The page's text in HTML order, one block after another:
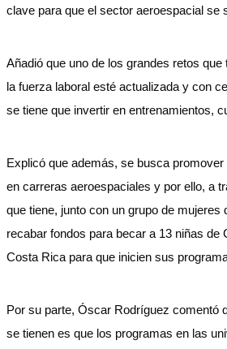
clave para que el sector aeroespacial se
Añadió que uno de los grandes retos que
la fuerza laboral esté actualizada y con
se tiene que invertir en entrenamientos,
Explicó que además, se busca
en carreras aeroespaciales y por ello, a
que tiene, junto con un grupo de mujeres
recabar fondos para becar a 13 niñas de
Costa Rica para que inicien sus
Por su parte, Óscar Rodríguez comentó
se tienen es que los programas en las